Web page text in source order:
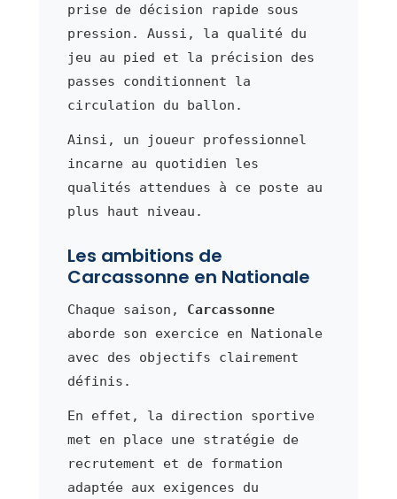
prise de décision rapide sous
pression. Aussi, la qualité du
jeu au pied et la précision des
passes conditionnent la
circulation du ballon.
Ainsi, un joueur professionnel
incarne au quotidien les
qualités attendues à ce poste au
plus haut niveau.
Les ambitions de
Carcassonne en Nationale
Chaque saison, Carcassonne
aborde son exercice en Nationale
avec des objectifs clairement
définis.
En effet, la direction sportive
met en place une stratégie de
recrutement et de formation
adaptée aux exigences du